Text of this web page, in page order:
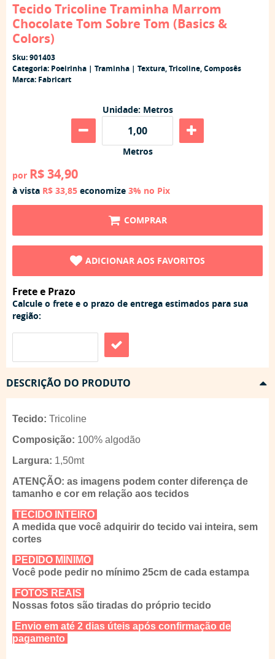
Tecido Tricoline Traminha Marrom
Chocolate Tom Sobre Tom (Basics &
Colors)
Sku:901403
Categoria: Poeirinha | Traminha | Textura,Tricoline,Composês
Marca: Fabricart
Unidade: Metros
Metros
por R$ 34,90
à vista R$ 33,85 economize 3% no Pix
COMPRAR
ADICIONAR AOS FAVORITOS
Frete e Prazo
Calcule o frete e o prazo de entrega estimados para sua
região:
DESCRIÇÃO DO PRODUTO
Tecido: Tricoline
Composição: 100% algodão
Largura: 1,50mt
ATENÇÃO: as imagens podem conter diferença de
tamanho e cor em relação aos tecidos
TECIDO INTEIRO
A medida que você adquirir do tecido vai inteira, sem
cortes
PEDIDO MÍNIMO
Você pode pedir no mínimo 25cm de cada estampa
FOTOS REAIS
Nossas fotos são tiradas do próprio tecido
Envio em até 2 dias úteis após confirmação de
pagamento